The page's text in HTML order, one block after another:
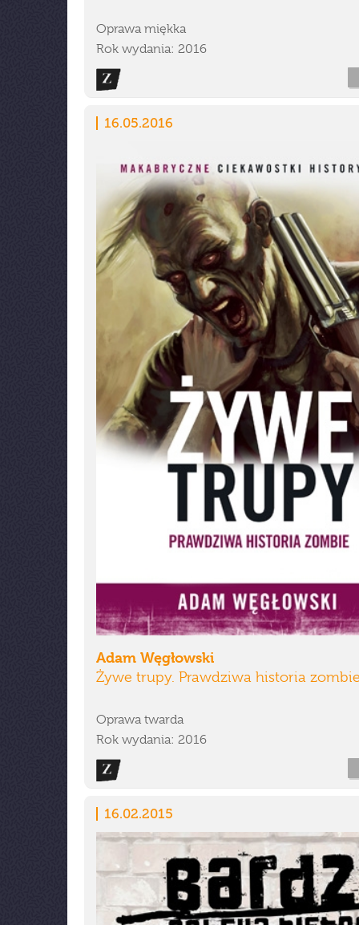
Oprawa miękka
Rok wydania: 2016
16.05.2016
Adam Węgłowski
Żywe trupy. Prawdziwa historia
Oprawa twarda
Rok wydania: 2016
16.02.2015